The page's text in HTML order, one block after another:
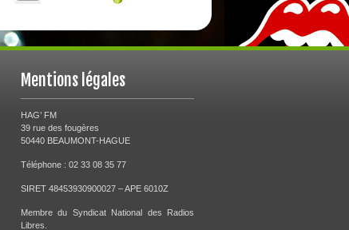
Mentions légales
HAG’ FM
39 rue des fougères
50440 BEAUMONT-HAGUE
Téléphone : 02 33 08 35 77
SIRET 48453930900027 – APE 6010Z
Membre du Syndicat National des Radios
Libres.